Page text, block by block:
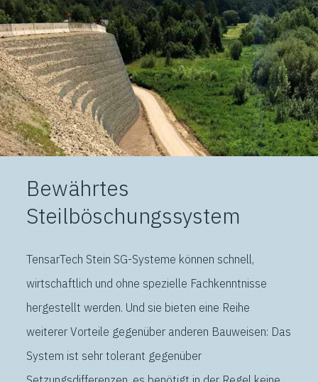
Bewährtes
Steilböschungssystem
TensarTech Stein SG-Systeme können schnell,
wirtschaftlich und ohne spezielle Fachkenntnisse
hergestellt werden. Und sie bieten eine Reihe
weiterer Vorteile gegenüber anderen Bauweisen: Das
System ist sehr tolerant gegenüber